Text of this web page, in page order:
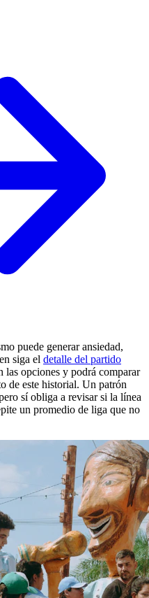
puede generar ansiedad,
siga el detalle del partido
las opciones y podrá comparar
de este historial. Un patrón
sí obliga a revisar si la línea
un promedio de liga que no